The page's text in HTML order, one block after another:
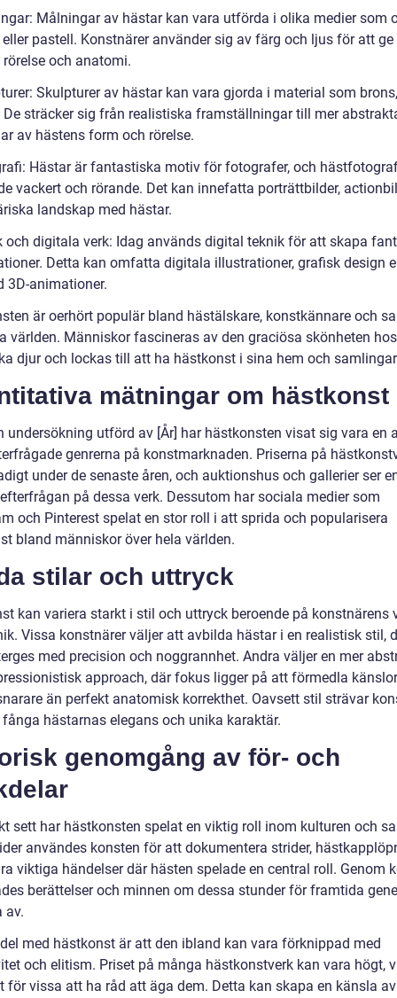
Målningar av hästar kan vara utförda i olika medier som
pastell. Konstnärer använder sig av färg och ljus för att
och anatomi.
Skulpturer av hästar kan vara gjorda i material som
De sträcker sig från realistiska framställningar till mer
av hästens form och rörelse.
Hästar är fantastiska motiv för fotografer, och
vackert och rörande. Det kan innefatta porträttbilder,
landskap med hästar.
och digitala verk: Idag används digital teknik för att skapa
Detta kan omfatta digitala illustrationer, grafisk design
3D-animationer.
är oerhört populär bland hästälskare, konstkännare och
världen. Människor fascineras av den graciösa skönheten
djur och lockas till att ha hästkonst i sina hem och
mätningar om hästkonst
undersökning utförd av [År] har hästkonsten visat sig vara en
genrerna på konstmarknaden. Priserna på
under de senaste åren, och auktionshus och gallerier ser
på dessa verk. Dessutom har sociala medier som
och Pinterest spelat en stor roll i att sprida och popularisera
bland människor över hela världen.
stilar och uttryck
kan variera starkt i stil och uttryck beroende på konstnärens
Vissa konstnärer väljer att avbilda hästar i en realistisk stil,
med precision och noggrannhet. Andra väljer en mer
approach, där fokus ligger på att förmedla
än perfekt anatomisk korrekthet. Oavsett stil strävar
hästarnas elegans och unika karaktär.
genomgång av för- och
sett har hästkonsten spelat en viktig roll inom kulturen och
användes konsten för att dokumentera strider,
viktiga händelser där hästen spelade en central roll. Genom
berättelser och minnen om dessa stunder för framtida
av.
med hästkonst är att den ibland kan vara förknippad med
och elitism. Priset på många hästkonstverk kan vara högt,
för vissa att ha råd att äga dem. Detta kan skapa en känsla